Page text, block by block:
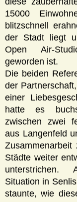
15000
blitzschnell
der Stadt liegt
Open Air-
geworden ist.
Die beiden
der
einer
hatte es
zwischen zwei
aus Langenfeld
Städte weiter
unterstrichen.
Situation in
staunte, wie